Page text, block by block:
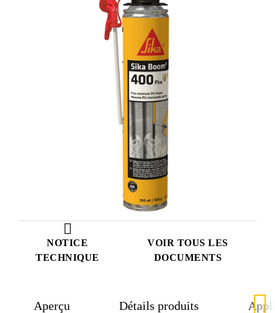
NOTICE
TECHNIQUE
VOIR TOUS LES
DOCUMENTS
Aperçu Détails produits